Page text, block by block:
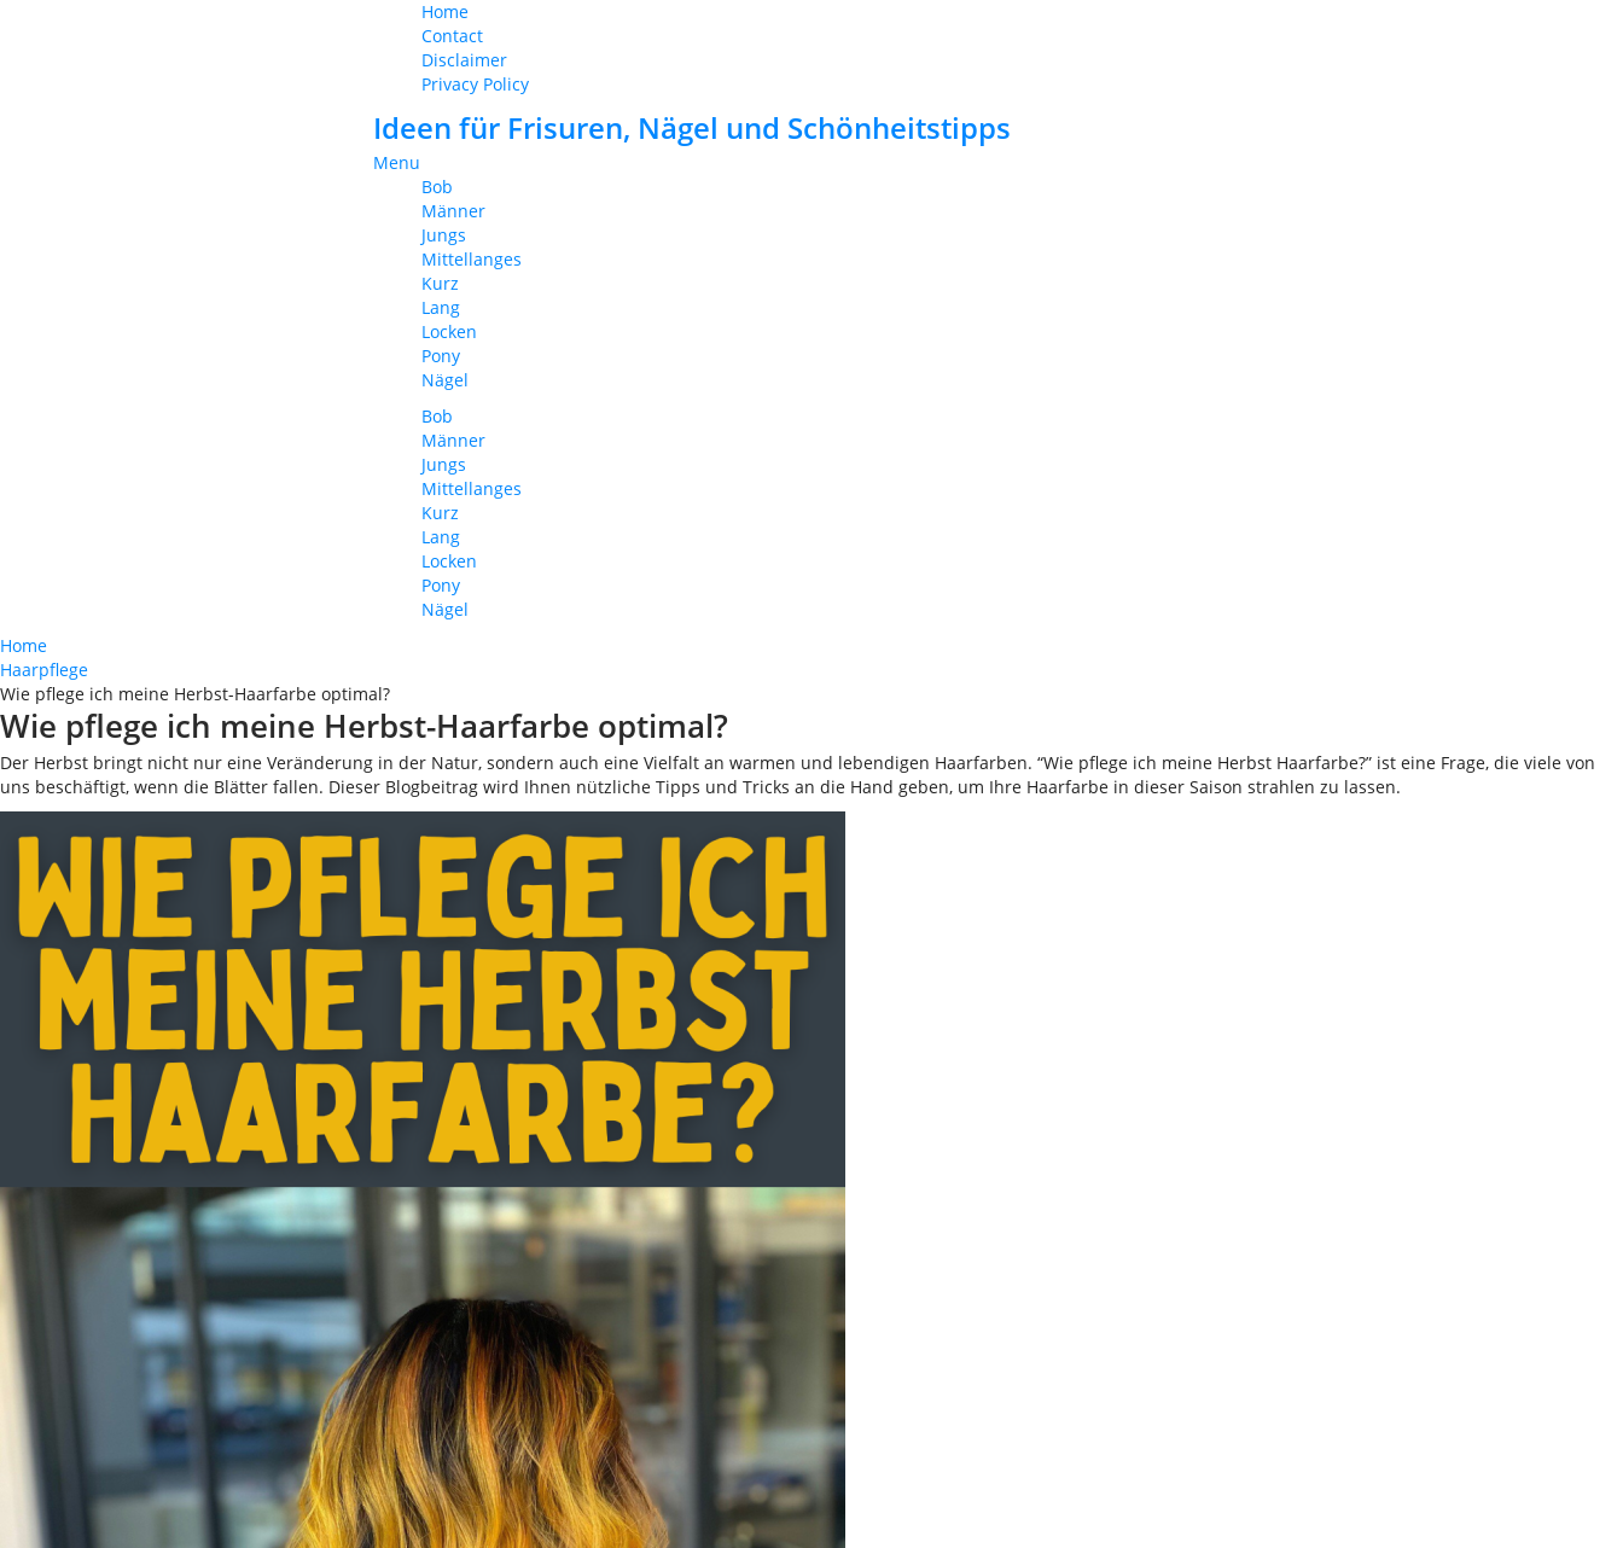
Home
Contact
Disclaimer
Privacy Policy
Ideen für Frisuren, Nägel und Schönheitstipps
Menu
Bob
Männer
Jungs
Mittellanges
Kurz
Lang
Locken
Pony
Nägel
Bob
Männer
Jungs
Mittellanges
Kurz
Lang
Locken
Pony
Nägel
Home
Haarpflege
Wie pflege ich meine Herbst-Haarfarbe optimal?
Wie pflege ich meine Herbst-Haarfarbe optimal?
Der Herbst bringt nicht nur eine Veränderung in der Natur, sondern auch eine Vielfalt an warmen und lebendigen Haarfarben. “Wie pflege ich meine Herbst Haarfarbe?” ist eine Frage, die viele von
uns beschäftigt, wenn die Blätter fallen. Dieser Blogbeitrag wird Ihnen nützliche Tipps und Tricks an die Hand geben, um Ihre Haarfarbe in dieser Saison strahlen zu lassen.